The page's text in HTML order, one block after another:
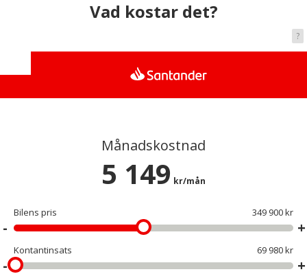
Vad kostar det?
Månadskostnad
5 149 kr/mån
349 900 kr
Bilens pris
69 980 kr
Kontantinsats
?